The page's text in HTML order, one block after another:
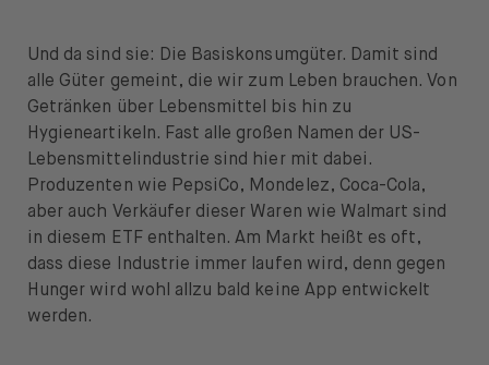
Und da sind sie: Die Basiskonsumgüter. Damit sind
alle Güter gemeint, die wir zum Leben brauchen. Von
Getränken über Lebensmittel bis hin zu
Hygieneartikeln. Fast alle großen Namen der US-
Lebensmittelindustrie sind hier mit dabei.
Produzenten wie PepsiCo, Mondelez, Coca-Cola,
aber auch Verkäufer dieser Waren wie Walmart sind
in diesem ETF enthalten. Am Markt heißt es oft,
dass diese Industrie immer laufen wird, denn gegen
Hunger wird wohl allzu bald keine App entwickelt
werden.